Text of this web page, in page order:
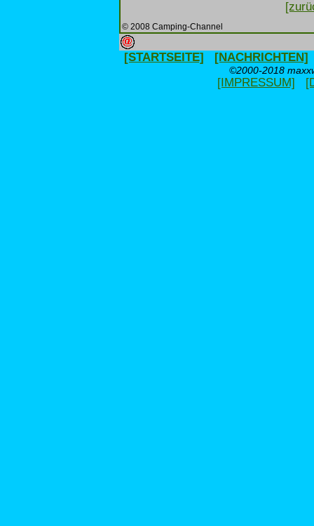
© 2008 Camping-Channel
[STARTSEITE] [NACHRICHTEN]
©2000-2018
[IMPRESSUM]